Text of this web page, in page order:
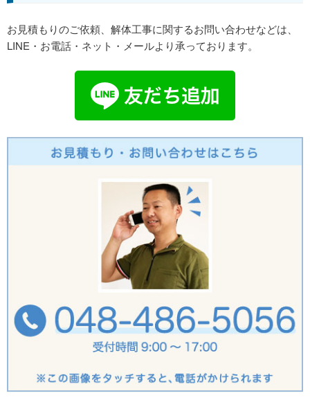
お見積もりのご依頼、解体工事に関するお問い合わせなどは、
LINE・お電話・ネット・メールより承っております。